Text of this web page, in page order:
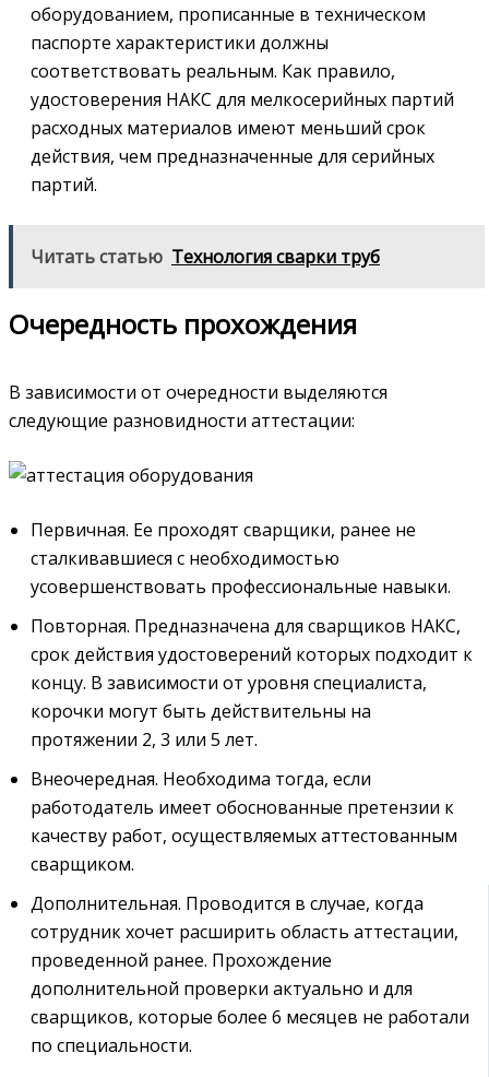
оборудованием, прописанные в техническом
паспорте характеристики должны
соответствовать реальным. Как правило,
удостоверения НАКС для мелкосерийных партий
расходных материалов имеют меньший срок
действия, чем предназначенные для серийных
партий.
Читать статью Технология сварки труб
Очередность прохождения
В зависимости от очередности выделяются
следующие разновидности аттестации:
Первичная. Ее проходят сварщики, ранее не
сталкивавшиеся с необходимостью
усовершенствовать профессиональные навыки.
Повторная. Предназначена для сварщиков НАКС,
срок действия удостоверений которых подходит к
концу. В зависимости от уровня специалиста,
корочки могут быть действительны на
протяжении 2, 3 или 5 лет.
Внеочередная. Необходима тогда, если
работодатель имеет обоснованные претензии к
качеству работ, осуществляемых аттестованным
сварщиком.
Дополнительная. Проводится в случае, когда
сотрудник хочет расширить область аттестации,
проведенной ранее. Прохождение
дополнительной проверки актуально и для
сварщиков, которые более 6 месяцев не работали
по специальности.